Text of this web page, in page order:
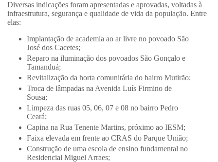
Diversas indicações foram apresentadas e aprovadas, voltadas à
infraestrutura, segurança e qualidade de vida da população. Entre
elas:
Implantação de academia ao ar livre no povoado São
José dos Cacetes;
Reparo na iluminação dos povoados São Gonçalo e
Tamanduá;
Revitalização da horta comunitária do bairro Mutirão;
Troca de lâmpadas na Avenida Luís Firmino de
Sousa;
Limpeza das ruas 05, 06, 07 e 08 no bairro Pedro
Ceará;
Capina na Rua Tenente Martins, próximo ao IESM;
Faixa elevada em frente ao CRAS do Parque União;
Construção de uma escola de ensino fundamental no
Residencial Miguel Arraes;